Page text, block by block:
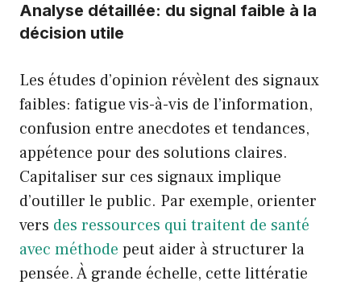
Analyse détaillée: du signal faible à la
décision utile
Les études d’opinion révèlent des signaux
faibles: fatigue vis-à-vis de l’information,
confusion entre anecdotes et tendances,
appétence pour des solutions claires.
Capitaliser sur ces signaux implique
d’outiller le public. Par exemple, orienter
vers des ressources qui traitent de santé
avec méthode peut aider à structurer la
pensée. À grande échelle, cette littératie